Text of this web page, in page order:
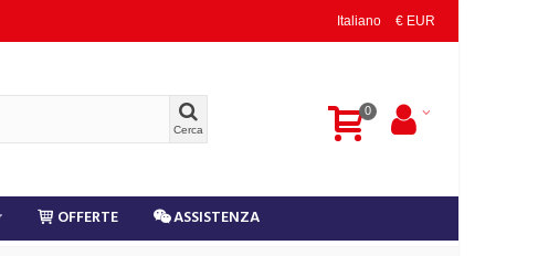
Italiano € EUR
Cerca
0
OFFERTE ASSISTENZA